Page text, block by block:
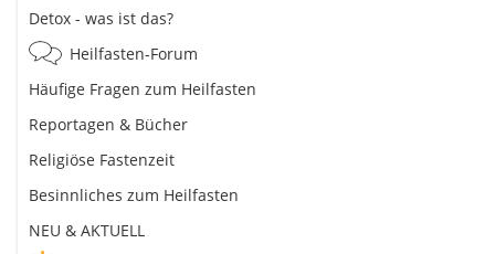
Detox - was ist das?
Heilfasten-Forum
Häufige Fragen zum Heilfasten
Reportagen & Bücher
Religiöse Fastenzeit
Besinnliches zum Heilfasten
NEU & AKTUELL